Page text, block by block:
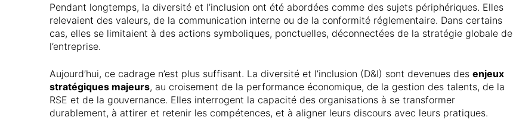
Pendant longtemps, la diversité et l’inclusion ont été abordées comme des sujets périphériques. Elles
relevaient des valeurs, de la communication interne ou de la conformité réglementaire. Dans certains
cas, elles se limitaient à des actions symboliques, ponctuelles, déconnectées de la stratégie globale de
l’entreprise.
Aujourd’hui, ce cadrage n’est plus suffisant. La diversité et l’inclusion (D&I) sont devenues desenjeux
stratégiques majeurs, au croisement de la performance économique, de la gestion des talents, de la
RSE et de la gouvernance. Elles interrogent la capacité des organisations à se transformer
durablement, à attirer et retenir les compétences, et à aligner leurs discours avec leurs pratiques.